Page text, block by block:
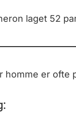
laget 52
homme er ofte